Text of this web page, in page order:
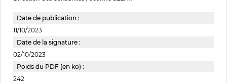
Date de publication :
11/10/2023
Date de la signature :
02/10/2023
Poids du PDF (en ko) :
242